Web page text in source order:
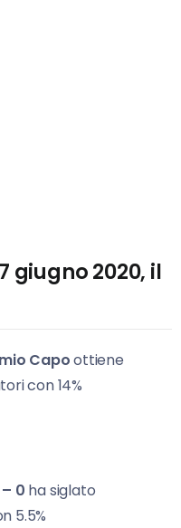
giugno 2020, il
Capoottiene
con 14%
0 ha siglato
5.5%